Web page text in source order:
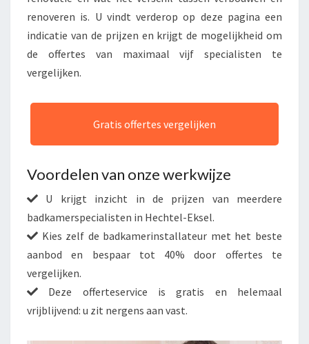
renoveren is. U vindt verderop op deze pagina een
indicatie van de prijzen en krijgt de mogelijkheid om
de offertes van maximaal vijf specialisten te
vergelijken.
Gratis offertes vergelijken
Voordelen van onze werkwijze
U krijgt inzicht in de prijzen van meerdere
badkamerspecialisten in Hechtel-Eksel.
Kies zelf de badkamerinstallateur met het beste
aanbod en bespaar tot 40% door offertes te
vergelijken.
Deze offerteservice is gratis en helemaal
vrijblijvend: u zit nergens aan vast.